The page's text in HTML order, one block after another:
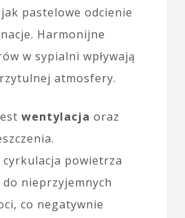
pastelowe odcienie
Harmonijne
w sypialni wpływają
atmosfery.
wentylacja oraz
powietrza
nieprzyjemnych
co negatywnie